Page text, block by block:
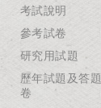
考試說明
參考試卷
研究用試題
歷年試題及答題
卷